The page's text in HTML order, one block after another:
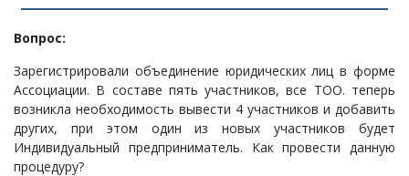
Исполнительное производство
Судопроизводство
Ответы государственных органов
Вопрос:
Зарегистрировали объединение юридических лиц в форме
Ассоциации. В составе пять участников, все ТОО. теперь
возникла необходимость вывести 4 участников и добавить
других, при этом один из новых участников будет
Индивидуальный предприниматель. Как провести данную
процедуру?